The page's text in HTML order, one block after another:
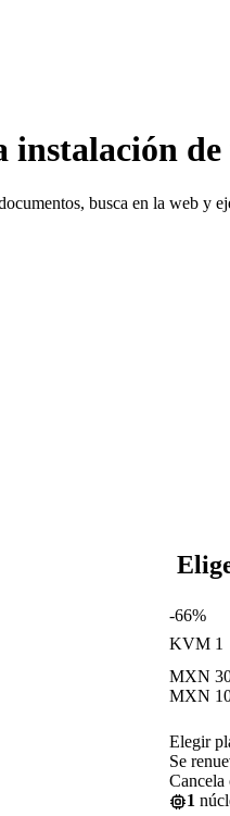
de
busca en la web y
-66%
KVM 1
MXN
MXN
Elegir
Se
Cancela
1